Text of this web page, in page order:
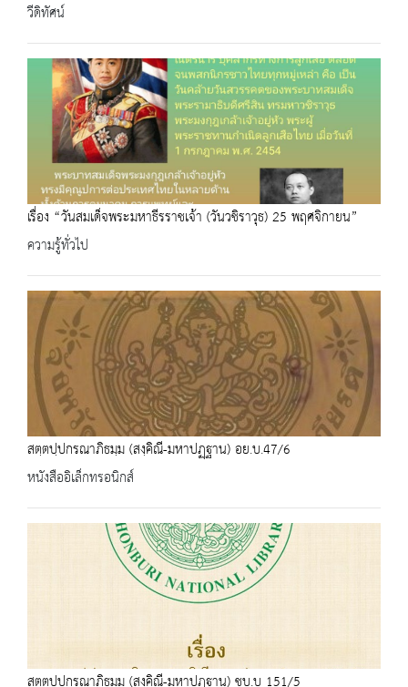
วีดิทัศน์
เรื่อง “วันสมเด็จพระมหาธีรราชเจ้า (วันวชิราวุธ) 25 พฤศจิกายน”
ความรู้ทั่วไป
สตฺตปฺปกรณาภิธมฺม (สงฺคิณี-มหาปฏฺฐาน) อย.บ.47/6
หนังสืออิเล็กทรอนิกส์